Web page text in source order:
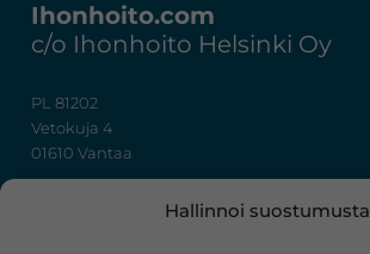
Hallinnoi suostumusta
Ihonhoito.com
c/o Ihonhoito Helsinki Oy
PL 81202
Vetokuja 4
01610 Vantaa